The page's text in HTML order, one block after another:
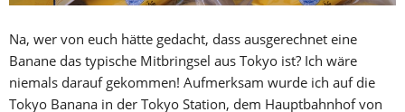
Na, wer von euch hätte gedacht, dass ausgerechnet eine
Banane das typische Mitbringsel aus Tokyo ist? Ich wäre
niemals darauf gekommen! Aufmerksam wurde ich auf die
Tokyo Banana in der Tokyo Station, dem Hauptbahnhof von